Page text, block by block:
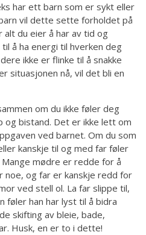
har ett barn som er sykt eller
vil dette sette forholdet på
du eier å har av tid og
å ha energi til hverken deg
ikke er flinke til å snakke
situasjonen nå, vil det bli en
om du ikke føler deg
bistand. Det er ikke lett om
ved barnet. Om du som
kanskje til og med far føler
mødre er redde for å
noe, og far er kanskje redd for
ved stell ol. La far slippe til,
føler han har lyst til å bidra
skifting av bleie, bade,
Husk, en er to i dette!